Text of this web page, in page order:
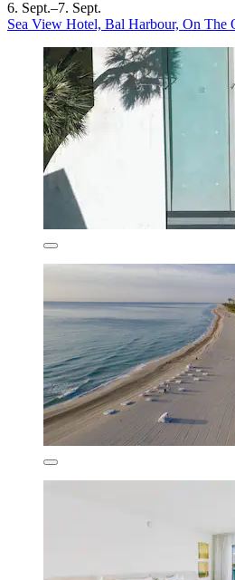
6. Sept.–7. Sept.
Sea View Hotel, Bal Harbour, On The